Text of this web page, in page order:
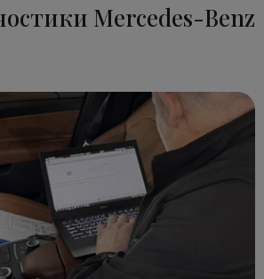
Mercedes-Benz